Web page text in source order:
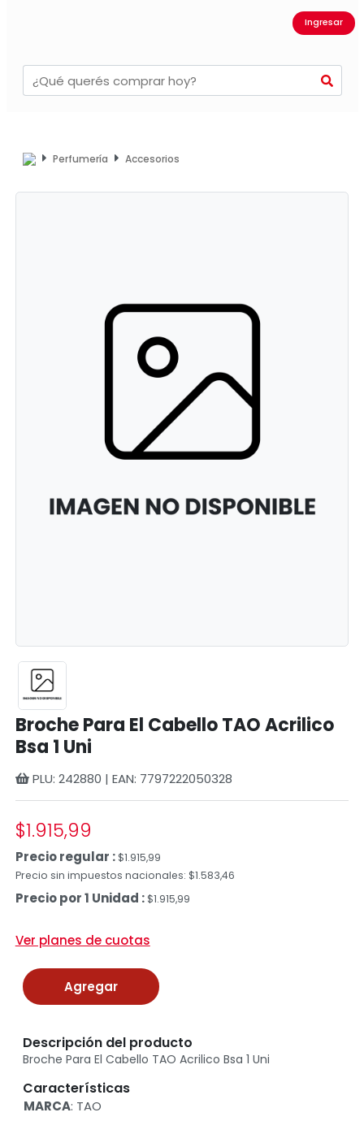
Ingresar
Perfumería Accesorios
Broche Para El Cabello TAO Acrilico
Bsa 1 Uni
PLU: 242880 | EAN: 7797222050328
$1.915,99
Precio regular :$1.915,99
Precio sin impuestos nacionales: $1.583,46
Precio por 1 Unidad : $1.915,99
Ver planes de cuotas
Agregar
Descripción del producto
Broche Para El Cabello TAO Acrilico Bsa 1 Uni
Características
MARCA: TAO